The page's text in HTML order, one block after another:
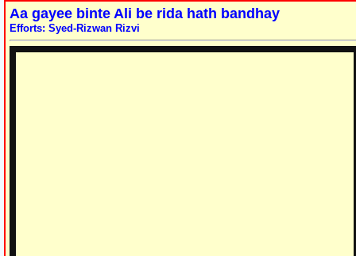
Aa gayee binte Ali be rida hath bandhay
Efforts: Syed-Rizwan Rizvi